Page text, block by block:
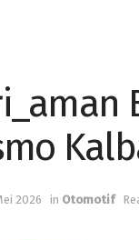
2026 in Otomotif